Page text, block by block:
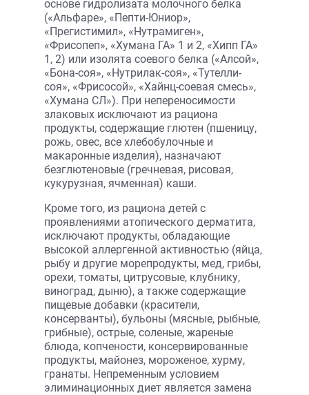
основе гидролизата молочного белка
(«Альфаре», «Пепти-Юниор»,
«Прегистимил», «Нутрамиген»,
«Фрисопеп», «Хумана ГА» 1 и 2, «Хипп ГА»
1, 2) или изолята соевого белка («Алсой»,
«Бона-соя», «Нутрилак-соя», «Тутелли-
соя», «Фрисосой», «Хайнц-соевая смесь»,
«Хумана СЛ»). При непереносимости
злаковых исключают из рациона
продукты, содержащие глютен (пшеницу,
рожь, овес, все хлебобулочные и
макаронные изделия), назначают
безглютеновые (гречневая, рисовая,
кукурузная, ячменная) каши.
Кроме того, из рациона детей с
проявлениями атопического дерматита,
исключают продукты, обладающие
высокой аллергенной активностью (яйца,
рыбу и другие морепродукты, мед, грибы,
орехи, томаты, цитрусовые, клубнику,
виноград, дыню), а также содержащие
пищевые добавки (красители,
консерванты), бульоны (мясные, рыбные,
грибные), острые, соленые, жареные
блюда, копчености, консервированные
продукты, майонез, мороженое, хурму,
гранаты. Непременным условием
элиминационных диет является замена